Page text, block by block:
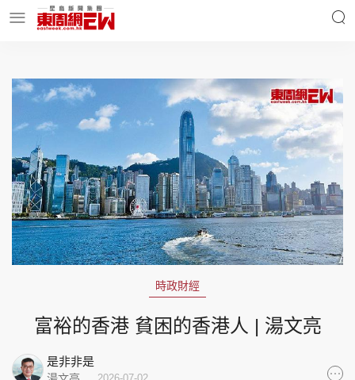
明星名人 時事財經
東周Ladies 優享生活
東周食玩通 會員活動
時政財經
富裕的香港 貧困的香港人 | 湯文亮
是非非是